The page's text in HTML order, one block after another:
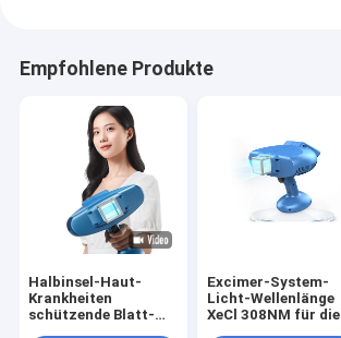
Empfohlene Produkte
Halbinsel-Haut-
Krankheiten
schützende Blatt-
Excimer-System-
Licht-Wellenlänge
XeCl 308NM für die